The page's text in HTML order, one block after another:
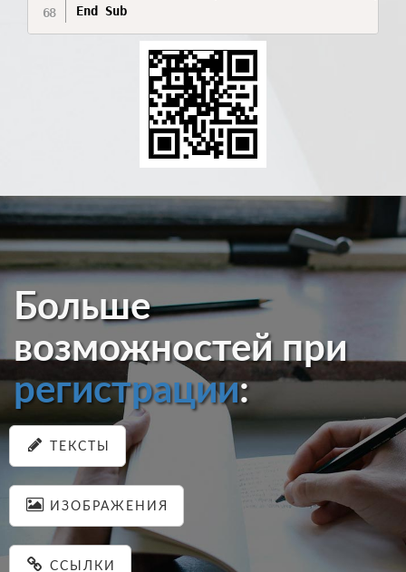
End Sub
Больше
возможностей при
регистрации:
ТЕКСТЫ
ИЗОБРАЖЕНИЯ
ССЫЛКИ